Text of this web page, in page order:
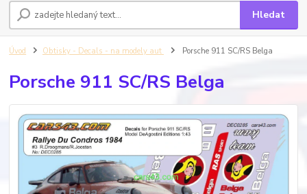
Hledat
Úvod Obtisky - Decals - na modely aut Porsche 911 SC/RS Belga
Porsche 911 SC/RS Belga